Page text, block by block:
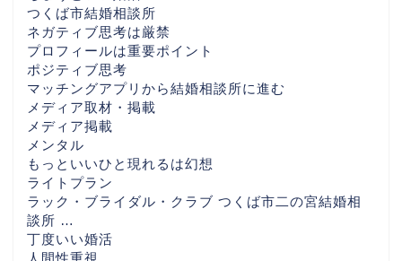
つくば市結婚相談所
ネガティブ思考は厳禁
プロフィールは重要ポイント
ポジティブ思考
マッチングアプリから結婚相談所に進む
メディア取材・掲載
メディア掲載
メンタル
もっといいひと現れるは幻想
ライトプラン
ラック・ブライダル・クラブ つくば市二の宮結婚相
談所 …
丁度いい婚活